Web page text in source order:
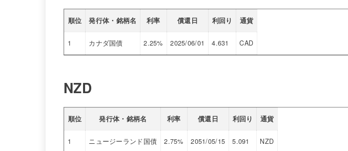
順位 発行体・銘柄名 利率 償還日 利回り 通貨
1 カナダ国債 2.25% 2025/06/01 4.631 CAD
NZD
順位 発行体・銘柄名 利率 償還日 利回り 通貨
1 ニュージーランド国債 2.75% 2051/05/15 5.091 NZD